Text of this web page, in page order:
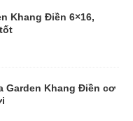
Khang Điền 6×16,
Garden Khang Điền cơ